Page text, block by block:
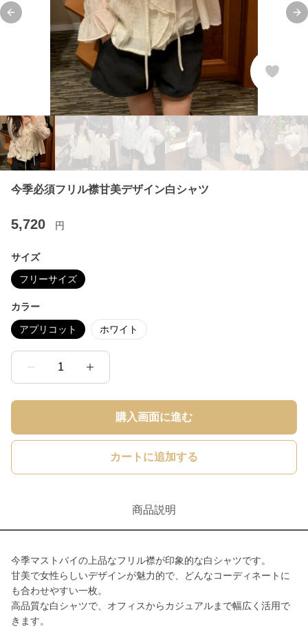
Previous slide
今季必須フリル襟甘美デザイン白シャツ
5,720 円
サイズ
フリーサイズ
カラー
アプリコット ホワイト
1
購入画面に進む
カートに追加する
商品説明
今季マストバイの上品なフリル襟が印象的な白シャツです。
甘美で女性らしいデザインが魅力的で、どんなコーディネートに
も合わせやすい一枚。
高品質な白シャツで、オフィスからカジュアルまで幅広く活用で
きます。